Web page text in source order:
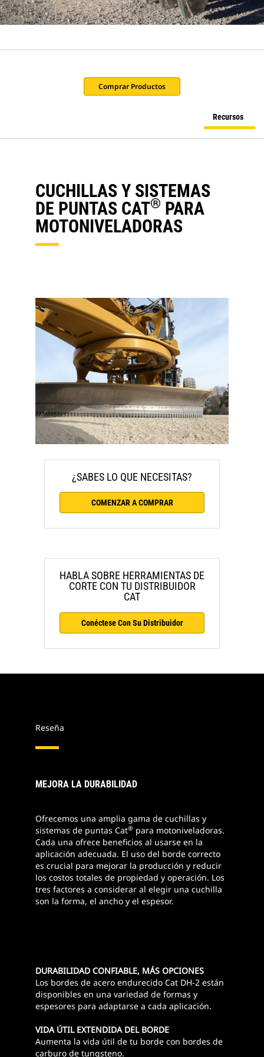
Comprar Productos
Recursos
CUCHILLAS Y SISTEMAS
DE PUNTAS CAT® PARA
MOTONIVELADORAS
¿SABES LO QUE NECESITAS?
COMENZAR A COMPRAR
HABLA SOBRE HERRAMIENTAS DE
CORTE CON TU DISTRIBUIDOR
CAT
Conéctese Con Su Distribuidor
Reseña
MEJORA LA DURABILIDAD
Ofrecemos una amplia gama de cuchillas y
sistemas de puntas Cat® para motoniveladoras.
Cada una ofrece beneficios al usarse en la
aplicación adecuada. El uso del borde correcto
es crucial para mejorar la producción y reducir
los costos totales de propiedad y operación. Los
tres factores a considerar al elegir una cuchilla
son la forma, el ancho y el espesor.
DURABILIDAD CONFIABLE, MÁS OPCIONES
Los bordes de acero endurecido Cat DH-2 están
disponibles en una variedad de formas y
espesores para adaptarse a cada aplicación.
VIDA ÚTIL EXTENDIDA DEL BORDE
Aumenta la vida útil de tu borde con bordes de
carburo de tungsteno.